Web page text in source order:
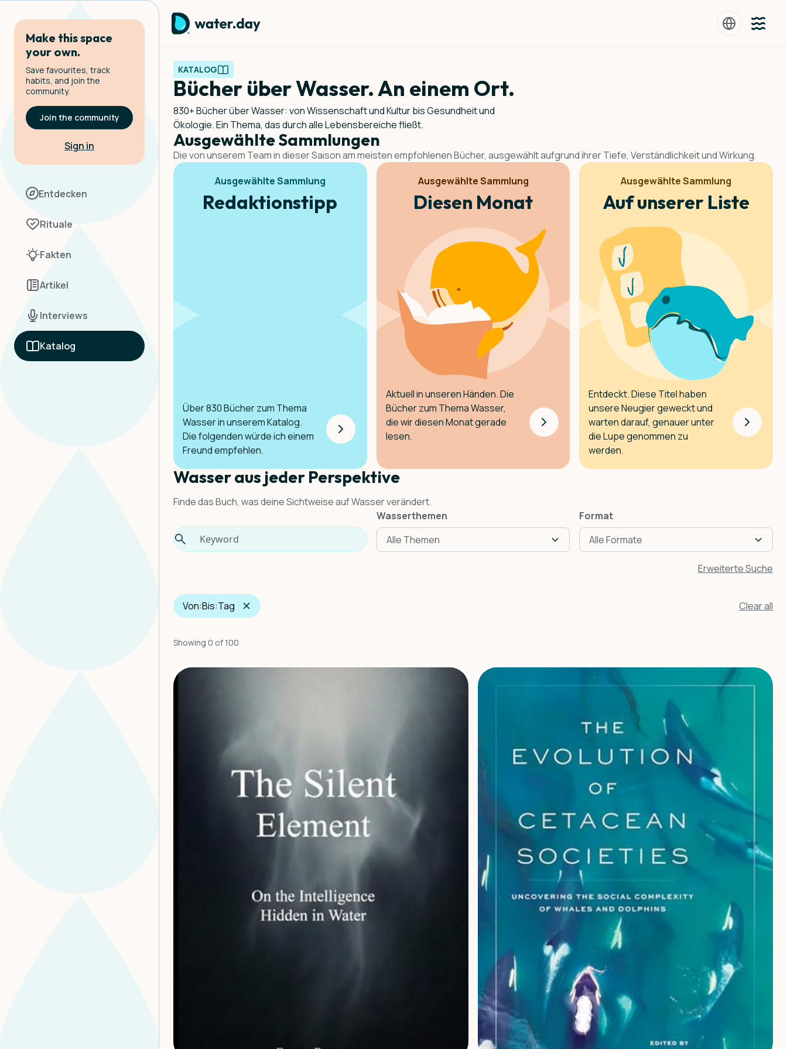
Make this space
your own.
Save favourites, track
habits, and join the
community.
Join the community
Sign in
Entdecken
Rituale
Fakten
Artikel
Interviews
Katalog
KATALOG
Bücher über Wasser. An einem Ort.
830+ Bücher über Wasser: von Wissenschaft und Kultur bis Gesundheit und
Ökologie. Ein Thema, das durch alle Lebensbereiche fließt.
Ausgewählte Sammlungen
Die von unserem Team in dieser Saison am meisten empfohlenen Bücher, ausgewählt aufgrund ihrer Tiefe, Verständlichkeit und Wirkung.
Ausgewählte Sammlung
Redaktionstipp
Über 830 Bücher zum Thema
Wasser in unserem Katalog.
Die folgenden würde ich einem
Freund empfehlen.
Ausgewählte Sammlung
Diesen Monat
Aktuell in unseren Händen. Die
Bücher zum Thema Wasser,
die wir diesen Monat gerade
lesen.
Ausgewählte Sammlung
Auf unserer Liste
Entdeckt. Diese Titel haben
unsere Neugier geweckt und
warten darauf, genauer unter
die Lupe genommen zu
werden.
Wasser aus jeder Perspektive
Finde das Buch, was deine Sichtweise auf Wasser verändert.
Wasserthemen
Alle Themen
Format
Alle Formate
Erweiterte Suche
Von:Bis:Tag Clear all
Showing 0 of 100